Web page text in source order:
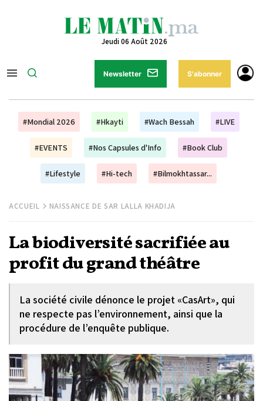
Jeudi 06 Août 2026
Newsletter S'abonner
#Mondial 2026 #Hkayti #Wach Bessah #LIVE
#EVENTS #Nos Capsules d'Info #Book Club
#Lifestyle #Hi-tech #Bilmokhtassar...
ACCUEIL NAISSANCE DE SAR LALLA KHADIJA
La biodiversité sacrifiée au
profit du grand théâtre
La société civile dénonce le projet «CasArt», qui
ne respecte pas l’environnement, ainsi que la
procédure de l’enquête publique.